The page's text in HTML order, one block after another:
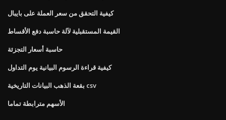
كيفية التحقق من سعر العملة على بايبال
القيمة المستقبلية لآلة حاسبة دفع الأقساط
حاسبة أسعار التجزئة
كيفية قراءة الرسوم البيانية يوم التداول
بقعة الذهب البيانات التاريخية csv
الأسهم مترابطة تماما